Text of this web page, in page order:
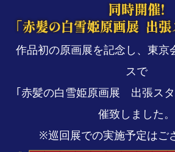
作品初の原画展を記念し、東京
スで
｢赤髪の白雪姫原画展 出張ス
催致しました。
※巡回展での実施予定はご